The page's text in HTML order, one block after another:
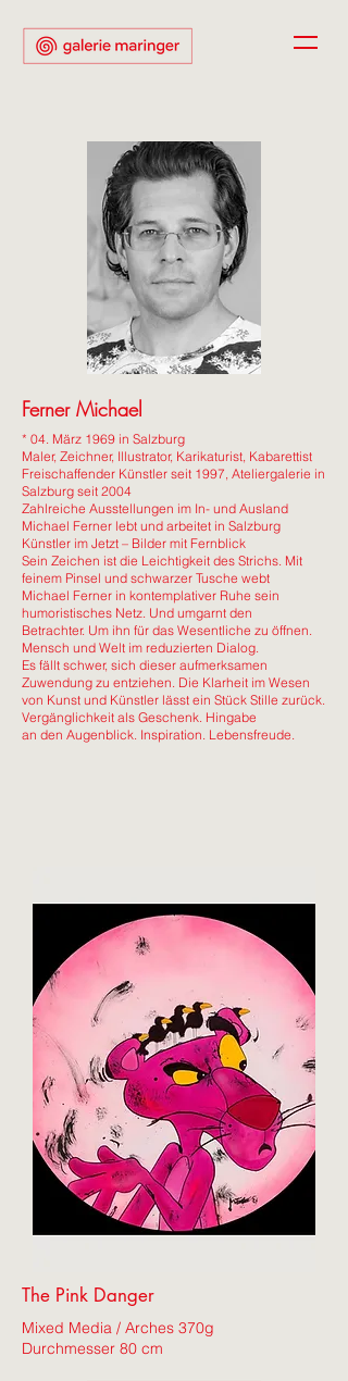
Ferner Michael
* 04. März 1969 in Salzburg
Maler, Zeichner, Illustrator, Karikaturist, Kabarettist
Freischaffender Künstler seit 1997, Ateliergalerie in
Salzburg seit 2004
Zahlreiche Ausstellungen im In- und Ausland
Michael Ferner lebt und arbeitet in Salzburg
Künstler im Jetzt – Bilder mit Fernblick
Sein Zeichen ist die Leichtigkeit des Strichs. Mit
feinem Pinsel und schwarzer Tusche webt
Michael Ferner in kontemplativer Ruhe sein
humoristisches Netz. Und umgarnt den
Betrachter. Um ihn für das Wesentliche zu öffnen.
Mensch und Welt im reduzierten Dialog.
Es fällt schwer, sich dieser aufmerksamen
Zuwendung zu entziehen. Die Klarheit im Wesen
von Kunst und Künstler lässt ein Stück Stille zurück.
Vergänglichkeit als Geschenk. Hingabe
an den Augenblick. Inspiration. Lebensfreude.
The Pink Danger
Mixed Media / Arches 370g
Durchmesser 80 cm